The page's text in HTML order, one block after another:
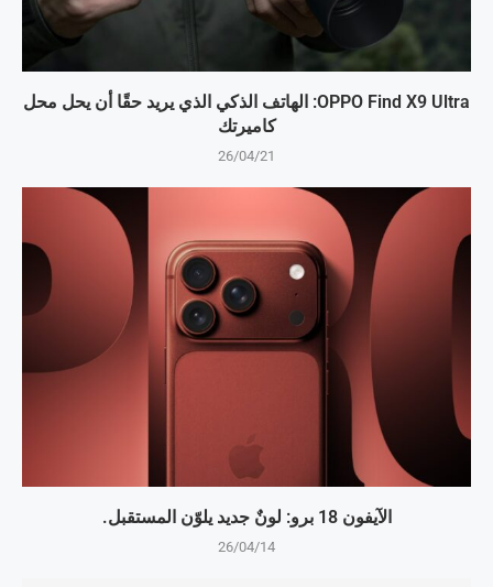
OPPO Find X9 Ultra: الهاتف الذكي الذي يريد حقًا أن يحل محل
كاميرتك
26/04/21
الآيفون 18 برو: لونٌ جديد يلوّن المستقبل.
26/04/14